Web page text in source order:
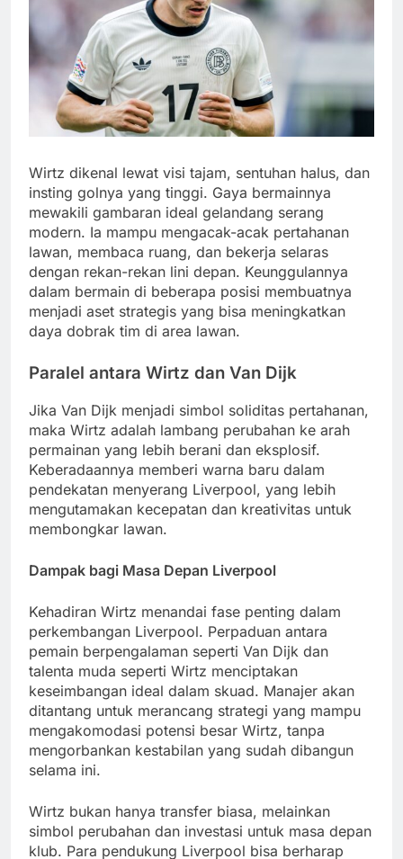
Wirtz dikenal lewat visi tajam, sentuhan halus, dan
insting golnya yang tinggi. Gaya bermainnya
mewakili gambaran ideal gelandang serang
modern. Ia mampu mengacak-acak pertahanan
lawan, membaca ruang, dan bekerja selaras
dengan rekan-rekan lini depan. Keunggulannya
dalam bermain di beberapa posisi membuatnya
menjadi aset strategis yang bisa meningkatkan
daya dobrak tim di area lawan.
Paralel antara Wirtz dan Van Dijk
Jika Van Dijk menjadi simbol soliditas pertahanan,
maka Wirtz adalah lambang perubahan ke arah
permainan yang lebih berani dan eksplosif.
Keberadaannya memberi warna baru dalam
pendekatan menyerang Liverpool, yang lebih
mengutamakan kecepatan dan kreativitas untuk
membongkar lawan.
Dampak bagi Masa Depan Liverpool
Kehadiran Wirtz menandai fase penting dalam
perkembangan Liverpool. Perpaduan antara
pemain berpengalaman seperti Van Dijk dan
talenta muda seperti Wirtz menciptakan
keseimbangan ideal dalam skuad. Manajer akan
ditantang untuk merancang strategi yang mampu
mengakomodasi potensi besar Wirtz, tanpa
mengorbankan kestabilan yang sudah dibangun
selama ini.
Wirtz bukan hanya transfer biasa, melainkan
simbol perubahan dan investasi untuk masa depan
klub. Para pendukung Liverpool bisa berharap